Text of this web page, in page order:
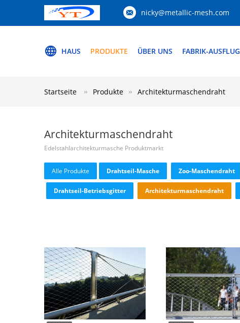
nicky@metallic-mesh.com
HAUS PRODUKTE ÜBER UNS FABRIK-AUSFLUG
Startseite Produkte Architekturmaschendraht
Architekturmaschendraht
Edelstahlarchitekturmasche Produktmarkt
Alle Produkte Drahtseil-Masche Zoo-Maschendraht
Drahtseil-Betriebsgitter Architekturmaschendraht